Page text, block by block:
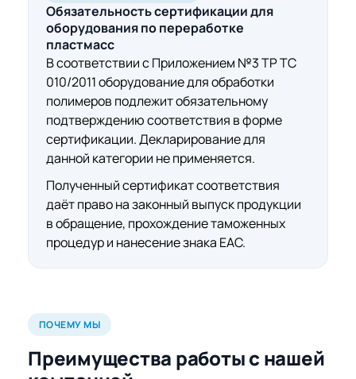
Обязательностьсертификации для
оборудования по переработке
пластмасс
В соответствии с Приложением №3 ТР ТС
010/2011 оборудование для обработки
полимеров подлежит обязательному
подтверждению соответствия в форме
сертификации. Декларирование для
данной категории не применяется.
Полученный сертификат соответствия
даёт право на законный выпуск продукции
в обращение, прохождение таможенных
процедур и нанесение знака ЕАС.
ПОЧЕМУ МЫ
Преимущества работы с нашей